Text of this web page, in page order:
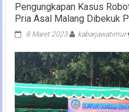
Pengungkapan Kasus
Pria Asal Malang Dibekuk
8 Maret 2023 kabarjawatimur